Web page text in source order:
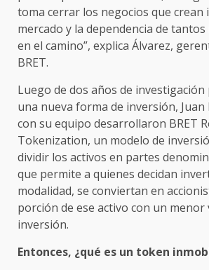
toma cerrar los negocios que crean
mercado y la dependencia de
en el camino”, explica Álvarez,
BRET.
Luego de dos años de
una nueva forma de inversión, Juan
con su equipo desarrollaron BRET
Tokenization, un modelo de
dividir los activos en partes
que permite a quienes decidan
modalidad, se conviertan en
porción de ese activo con un menor
inversión.
Entonces, ¿qué es un token